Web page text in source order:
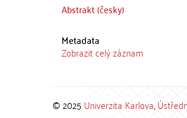
Abstrakt (česky)
Metadata
Zobrazit celý záznam
© 2025 Univerzita Karlova,